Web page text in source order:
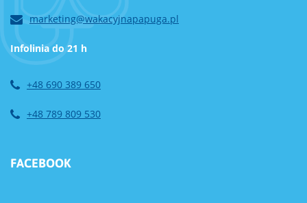
marketing@wakacyjnapapuga.pl
Infolinia do 21 h
+48 690 389 650
+48 789 809 530
FACEBOOK